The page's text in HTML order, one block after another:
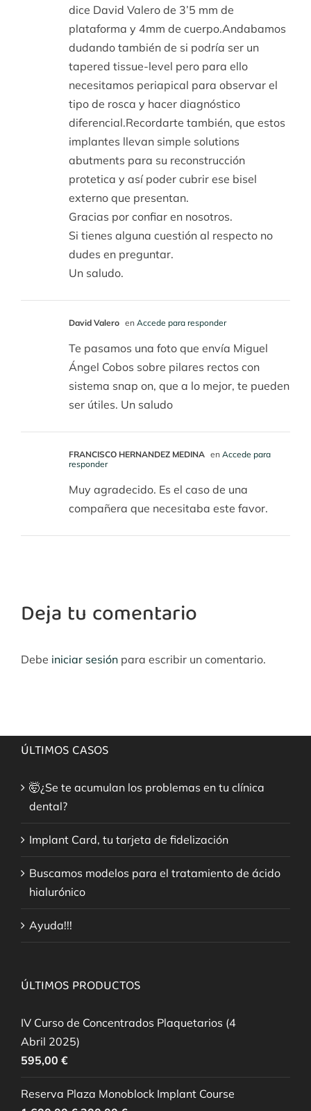
dice David Valero de 3’5 mm de
plataforma y 4mm de cuerpo.Andabamos
dudando también de si podría ser un
tapered tissue-level pero para ello
necesitamos periapical para observar el
tipo de rosca y hacer diagnóstico
diferencial.Recordarte también, que estos
implantes llevan simple solutions
abutments para su reconstrucción
protetica y así poder cubrir ese bisel
externo que presentan.
Gracias por confiar en nosotros.
Si tienes alguna cuestión al respecto no
dudes en preguntar.
Un saludo.
David Valero en Accede para responder
Te pasamos una foto que envía Miguel
Ángel Cobos sobre pilares rectos con
sistema snap on, que a lo mejor, te pueden
ser útiles. Un saludo
FRANCISCO HERNANDEZ MEDINA en Accede para
responder
Muy agradecido. Es el caso de una
compañera que necesitaba este favor.
Deja tu comentario
Debe iniciar sesión para escribir un comentario.
ÚLTIMOS CASOS
🤯¿Se te acumulan los problemas en tu clínica
dental?
Implant Card, tu tarjeta de fidelización
Buscamos modelos para el tratamiento de ácido
hialurónico
Ayuda!!!
ÚLTIMOS PRODUCTOS
IV Curso de Concentrados Plaquetarios (4
Abril 2025)
595,00 €
Reserva Plaza Monoblock Implant Course